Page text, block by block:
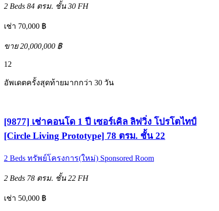
2 Beds 84 ตรม. ชั้น 30 FH
เช่า 70,000 ฿
ขาย 20,000,000 ฿
12
อัพเดตครั้งสุดท้ายมากกว่า 30 วัน
[9877] เช่าคอนโด 1 ปี เซอร์เคิล ลิฟวิ่ง โปรโตไทป์
[Circle Living Prototype] 78 ตรม. ชั้น 22
2 Beds ทรัพย์โครงการ(ใหม่) Sponsored Room
2 Beds 78 ตรม. ชั้น 22 FH
เช่า 50,000 ฿